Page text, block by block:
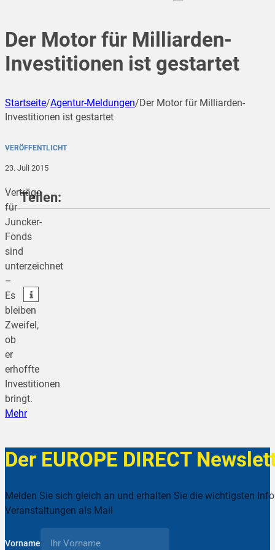
Der Motor für Milliarden-
Investitionen ist gestartet
Startseite/Agentur-Meldungen/Der Motor für Milliarden-
Investitionen ist gestartet
VERÖFFENTLICHT
23. Juli 2015
Verträge
für
Juncker-
Fonds
sind
unterzeichnet
–
Es
bleiben
Zweifel,
ob
er
erhoffte
Investitionen
bringt.
Mehr
Teilen:
teilen
teilen
Der EUROPE DIRECT
Melden Sie sich gleich an und erhalten Sie die wichtigsten
Veranstaltungen als Mail
Vorname